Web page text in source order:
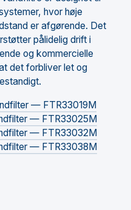
hvor høje
er afgørende. Det
pålidelig drift i
og kommercielle
det forbliver let og
— FTR33019M
— FTR33025M
— FTR33032M
— FTR33038M